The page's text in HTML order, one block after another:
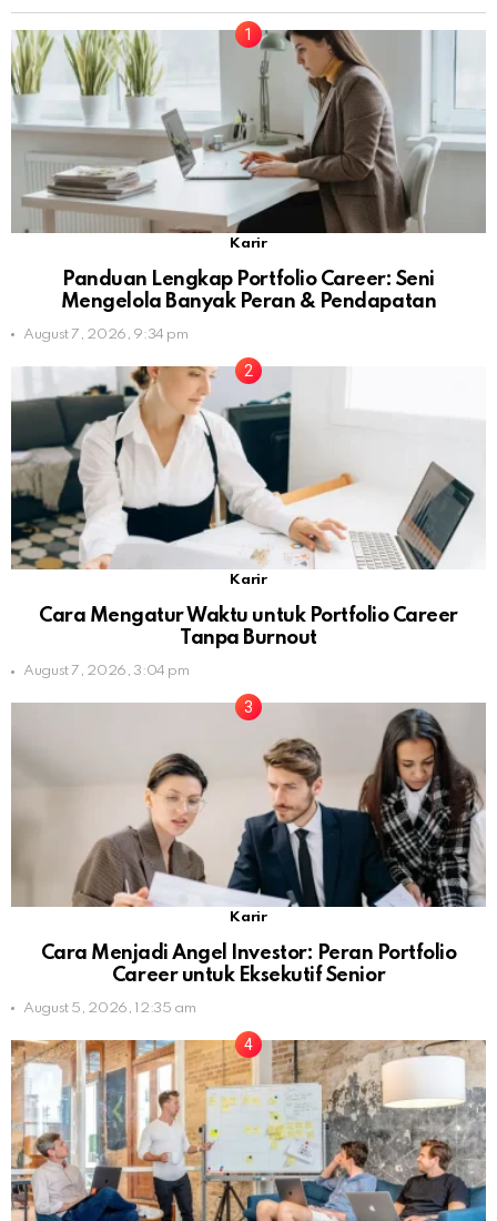
Karir
Panduan Lengkap Portfolio Career: Seni
Mengelola Banyak Peran & Pendapatan
August 7, 2026, 9:34 pm
Karir
Cara Mengatur Waktu untuk Portfolio Career
Tanpa Burnout
August 7, 2026, 3:04 pm
Karir
Cara Menjadi Angel Investor: Peran Portfolio
Career untuk Eksekutif Senior
August 5, 2026, 12:35 am